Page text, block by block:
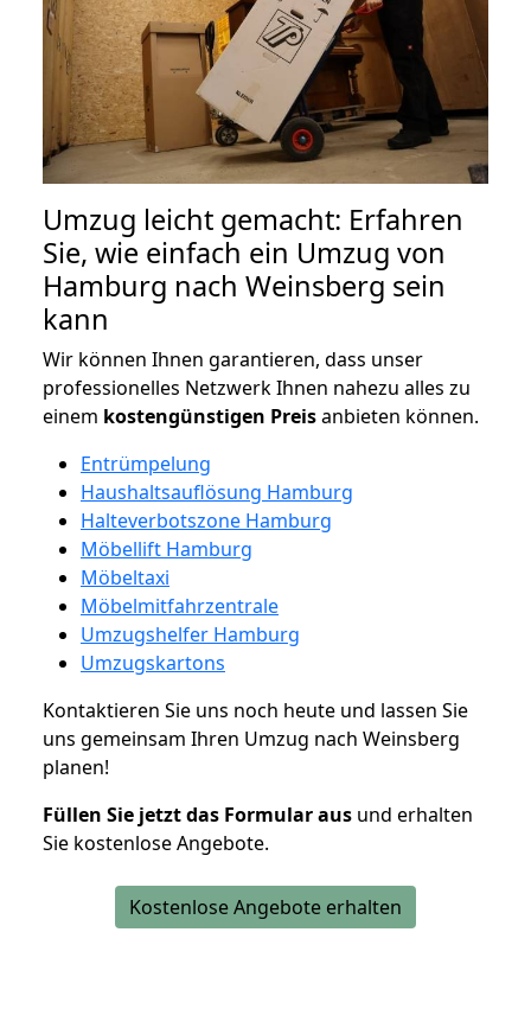
Umzug leicht gemacht: Erfahren
Sie, wie einfach ein Umzug von
Hamburg nach Weinsberg sein
kann
Wir können Ihnen garantieren, dass unser
professionelles Netzwerk Ihnen nahezu alles zu
einem kostengünstigen Preisanbieten können.
Entrümpelung
Haushaltsauflösung Hamburg
Halteverbotszone Hamburg
Möbellift Hamburg
Möbeltaxi
Möbelmitfahrzentrale
Umzugshelfer Hamburg
Umzugskartons
Kontaktieren Sie uns noch heute und lassen Sie
uns gemeinsam Ihren Umzug nach Weinsberg
planen!
Füllen Sie jetzt das Formular aus und erhalten
Sie kostenlose Angebote.
Kostenlose Angebote erhalten